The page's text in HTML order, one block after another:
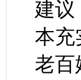
建议
本充
老百